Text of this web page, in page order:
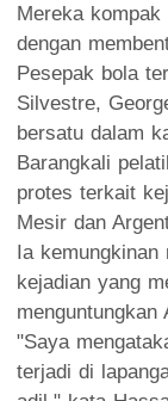
Mereka
dengan
Pesepak bola
Silvestre,
bersatu dalam
Barangkali
protes terkait
Mesir dan
Ia kemungkinan
kejadian yang
menguntungkan
"Saya
terjadi di